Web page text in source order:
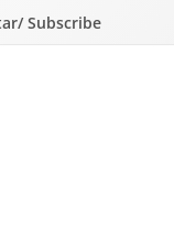
Subscribe